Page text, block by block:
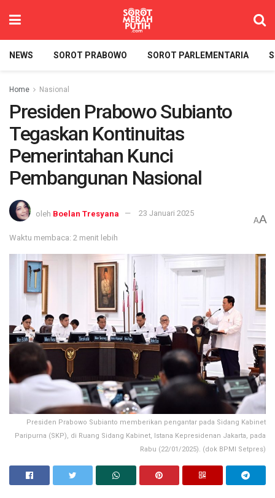
NEWS SOROT PRABOWO SOROT PARLEMENTARIA
Home Nasional
Presiden Prabowo Subianto
Tegaskan Kontinuitas
Pemerintahan Kunci
Pembangunan Nasional
oleh Boelan Tresyana 23 Januari 2025
Waktu membaca: 2 menit lebih
AA
Presiden Prabowo Subianto memberikan pengantar pada Sidang Kabinet
Paripurna (SKP), di Ruang Sidang Kabinet, Istana Kepresidenan Jakarta, pada
Rabu (22/01/2025). (dok BPMI Setpres)